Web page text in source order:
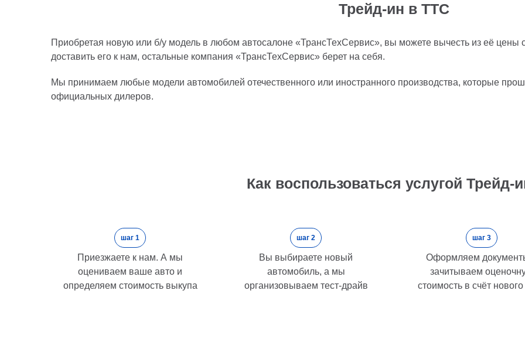
Трейд-ин в ТТС
Приобретая новую или б/у модель в любом автосалоне «ТрансТехСервис», вы можете вычесть из её
доставить его к нам, остальные компания «ТрансТехСервис» берет на себя.
Мы принимаем любые модели автомобилей отечественного или иностранного производства, которые
официальных дилеров.
Как воспользоваться услугой Трейд-
шаг 1
Приезжаете к нам. А мы
оцениваем ваше авто и
определяем стоимость выкупа
шаг 2
Вы выбираете новый
автомобиль, а мы
организовываем тест-драйв
шаг 3
Оформляем
зачитываем
стоимость в счёт